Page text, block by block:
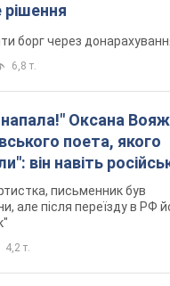
рішення
борг через
6,8 т.
напала!" Оксана Вояж
поета, якого
він навіть
хоче геноциду
письменник був
але після переїзду в РФ
4,2 т.